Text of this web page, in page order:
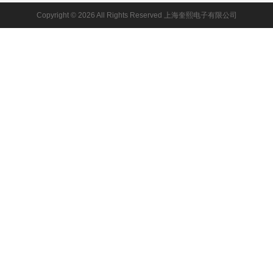
Copyright © 2026 All Rights Reserved 上海奎熙电子有限公司